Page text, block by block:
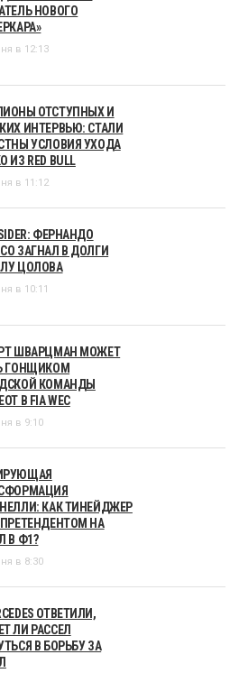
НОВОГО
в 12:13
ОТСТУПНЫХ И
ИНТЕРВЬЮ: СТАЛИ
УСЛОВИЯ УХОДА
ИЗ RED BULL
в 11:12
ФЕРНАНДО
ЗАГНАЛ В ДОЛГИ
ЦОЛОВА
в 10:11
ШВАРЦМАН МОЖЕТ
ГОНЩИКОМ
КОМАНДЫ
В FIA WEC
в 9:10
КАК ТИНЕЙДЖЕР
НА
В Ф1?
в 8:30
ОТВЕТИЛИ,
ЛИ РАССЕЛ
В БОРЬБУ ЗА